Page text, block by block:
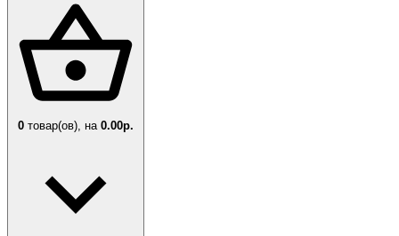
0 товар(ов), на 0.00р.